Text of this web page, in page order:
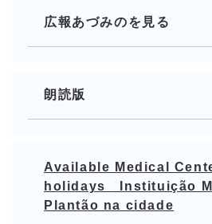
広報あづみのを見る
朗読版
Available Medical
holidays Instituição
Plantão na cidade